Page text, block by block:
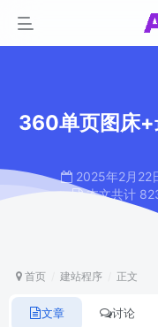
360单页图床+
2025年2月22
本文共计
首页 建站程序 正文
文章 讨论